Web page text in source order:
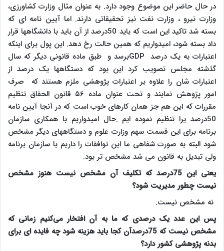
در حال حاضر این موضوع وجود دارد. به عنوان مثال وزارت کشاورزی،
وزارت نیرو ، وزارت نفت نیز تحقیقاتی دارند. اما آیین نامه ای که
بسته شد تاکید این است که باید 50درصد از آن باید با دانشگاهها قرار
داد بسته شود، امیدواریم که همین حالت رخ دهد. این پول برای اینکه
اعتبارات به یک درصد GDPبرسد و طبق ماده قانونی دیگر که سال
گذشته مجلس تصویب کرد این بود که دستگاهها یک درصد از
اعتبارات شان را علاوه بر اعتبارات پژوهشی ملزم هستند که صرف
امور پژوهش نمایند و تحت عنوان ماده ۵۶ قانون الحقاق تنظیم
مقررات که این هم جز همان کارهای خوب است که در آنجا آیین نامه
50درصد یرا تنظیم نموده ایم .حال امیدواریم با همکاری سازمان
برنامه برای این قسمت سهم وزارت علوم و دستگاههای دیگر مشخص
شود البته به صورت شفاهی ما این توافقات را داریم با سازمان برنامه
ولی تبدیل به قانون می شد مشخص تر بود.
یعنی این 75درصد که تکلیف آن مشخص نیست هنوز مشخص
نیست چطور مدیریت شود؟
نه مشخص نیست.
پس این عدد یک درصدی که ما به آن افتخار می‌کنیم زمانی که
مشخص نیست که 75درصدآن کجا باید هزینه شود چه فایده ای برای
بدنه پژوهشی کشور دارد؟